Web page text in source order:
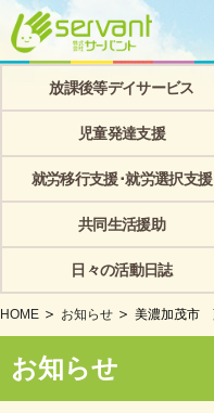
放課後等デイサービス
児童発達支援
就労移行支援･就労選択支援
共同生活援助
日々の活動日誌
HOME お知らせ 美濃加茂市
お知らせ